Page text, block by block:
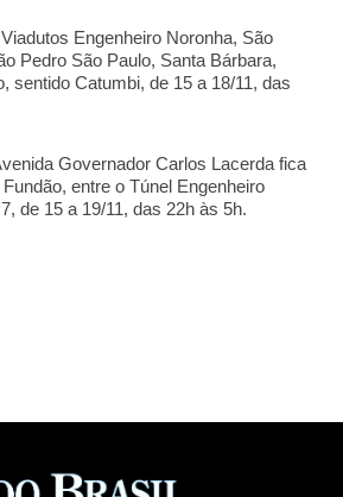
compartilhamento
Engenheiro Noronha, São
Pedro São Paulo, Santa Bárbara,
sentido Catumbi, de 15 a 18/11, das
Governador Carlos Lacerda fica
entre o Túnel Engenheiro
de 15 a 19/11, das 22h às 5h.